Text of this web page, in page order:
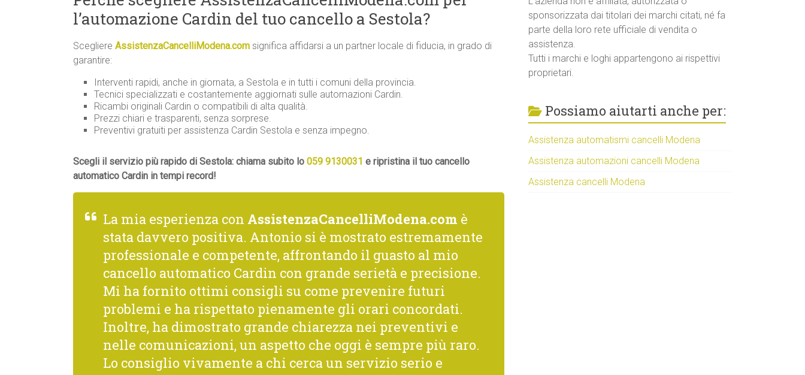
l’automazione Cardin del tuo cancello a Sestola?
Scegliere AssistenzaCancelliModena.com significa affidarsi a un partner locale di fiducia, in grado di
garantire:
Interventi rapidi, anche in giornata, a Sestola e in tutti i comuni della provincia.
Tecnici specializzati e costantemente aggiornati sulle automazioni Cardin.
Ricambi originali Cardin o compatibili di alta qualità.
Prezzi chiari e trasparenti, senza sorprese.
Preventivi gratuiti per assistenza Cardin Sestola e senza impegno.
Scegli il servizio più rapido di Sestola: chiama subito lo 059 9130031 e ripristina il tuo cancello
automatico Cardin in tempi record!
La mia esperienza con AssistenzaCancelliModena.com è
stata davvero positiva. Antonio si è mostrato estremamente
professionale e competente, affrontando il guasto al mio
cancello automatico Cardin con grande serietà e precisione.
Mi ha fornito ottimi consigli su come prevenire futuri
problemi e ha rispettato pienamente gli orari concordati.
Inoltre, ha dimostrato grande chiarezza nei preventivi e
nelle comunicazioni, un aspetto che oggi è sempre più raro.
Lo consiglio vivamente a chi cerca un servizio serio e
sponsorizzata dai titolari dei marchi citati, né fa
parte della loro rete ufficiale di vendita o
assistenza.
Tutti i marchi e loghi appartengono ai rispettivi
proprietari.
Possiamo aiutarti anche per:
Assistenza automatismi cancelli Modena
Assistenza automazioni cancelli Modena
Assistenza cancelli Modena